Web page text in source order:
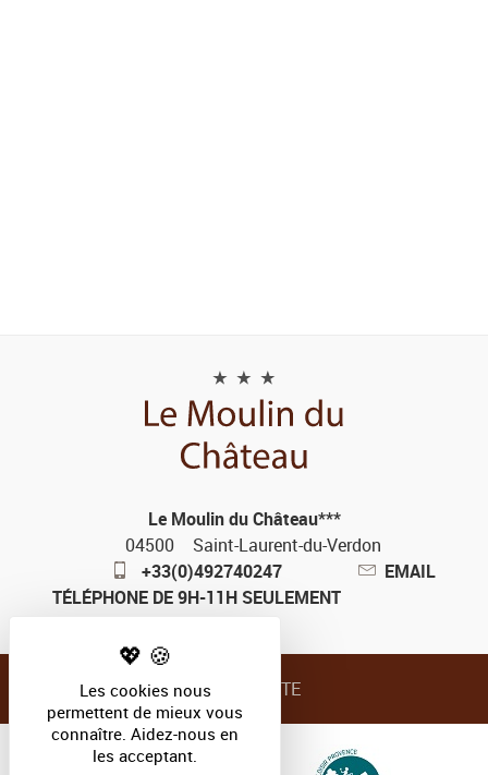
Le Moulin du Château***
04500
Saint-Laurent-du-Verdon
+33(0)492740247
TÉLÉPHONE DE 9H-11H SEULEMENT
EMAIL
PLAN DU SITE
Les cookies nous
permettent de mieux vous
connaître. Aidez-nous en
les acceptant.